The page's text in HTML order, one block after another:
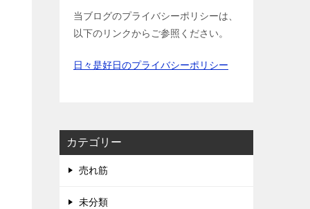
当ブログのプライバシーポリシーは、
以下のリンクからご参照ください。
日々是好日のプライバシーポリシー
カテゴリー
売れ筋
未分類